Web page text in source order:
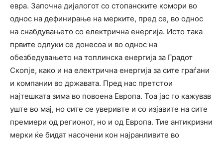
евра. Започна дијалогот со стопанските комори во
однос на дефинирање на мерките, пред се, во однос
на снабдувањето со електрична енергија. Исто така
првите одлуки се донесоа и во однос на
обезбедувањето на топлинска енергија за Градот
Скопје, како и на електрична енергија за сите граѓани
и компании во државата. Пред нас претстои
најтешката зима во повоена Европа. Тоа јас го кажував
уште во мај, но сите се уверивте и со изјавите на сите
премиери од регионот, но и од Европа. Тие антикризни
мерки ќе бидат насочени кон најранливите во